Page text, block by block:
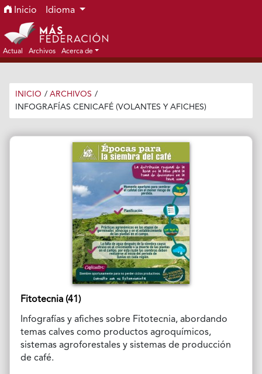
Ir al menú de navegación principal
Ir al contenido principal
Ir al pie de página del sitio
Inicio Idioma
Actual Archivos Acerca de
INICIO / ARCHIVOS /
INFOGRAFÍAS CENICAFÉ (VOLANTES Y AFICHES)
Fitotecnia (41)
Infografías y afiches sobre Fitotecnia, abordando
temas calves como productos agroquímicos,
sistemas agroforestales y sistemas de producción
de café.